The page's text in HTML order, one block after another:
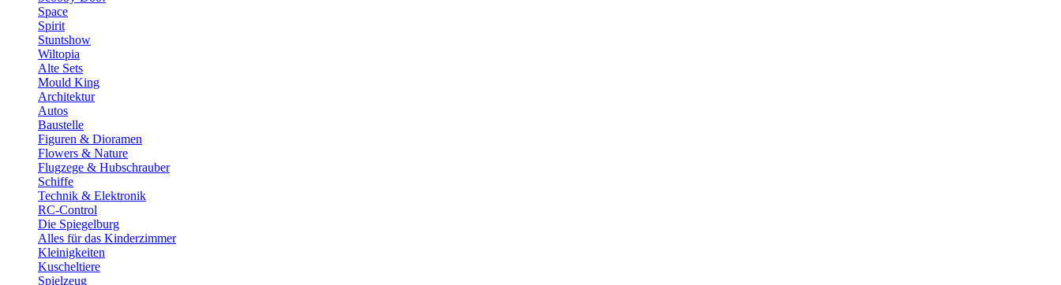
Space
Spirit
Stuntshow
Wiltopia
Alte Sets
Mould King
Architektur
Autos
Baustelle
Figuren & Dioramen
Flowers & Nature
Flugzege & Hubschrauber
Schiffe
Technik & Elektronik
RC-Control
Die Spiegelburg
Alles für das Kinderzimmer
Kleinigkeiten
Kuscheltiere
Spielzeug